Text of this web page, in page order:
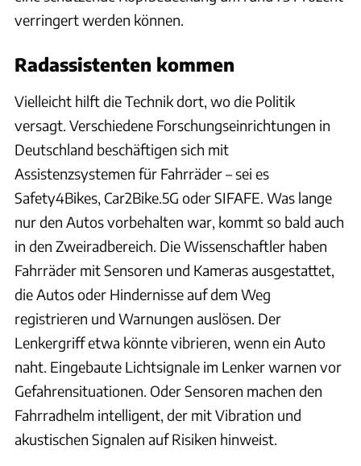
verringert werden können.
Radassistenten kommen
Vielleicht hilft die Technik dort, wo die Politik
versagt. Verschiedene Forschungseinrichtungen in
Deutschland beschäftigen sich mit
Assistenzsystemen für Fahrräder – sei es
Safety4Bikes, Car2Bike.5G oder SIFAFE. Was lange
nur den Autos vorbehalten war, kommt so bald auch
in den Zweiradbereich. Die Wissenschaftler haben
Fahrräder mit Sensoren und Kameras ausgestattet,
die Autos oder Hindernisse auf dem Weg
registrieren und Warnungen auslösen. Der
Lenkergriff etwa könnte vibrieren, wenn ein Auto
naht. Eingebaute Lichtsignale im Lenker warnen vor
Gefahrensituationen. Oder Sensoren machen den
Fahrradhelm intelligent, der mit Vibration und
akustischen Signalen auf Risiken hinweist.